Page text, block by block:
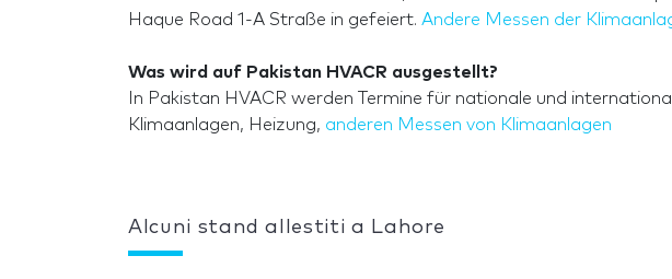
Haque Road 1-A Straße in gefeiert. Andere Messen der
Was wird auf Pakistan HVACR ausgestellt?
In Pakistan HVACR werden Termine für nationale und
Klimaanlagen, Heizung, anderen Messen von Klimaanlagen
Alcuni stand allestiti a Lahore